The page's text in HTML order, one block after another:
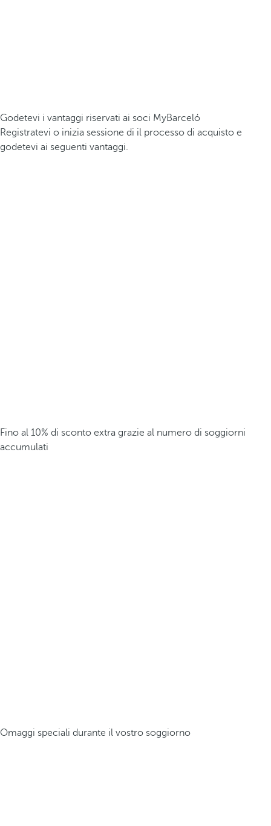
Godetevi i vantaggi riservati ai soci MyBarceló
Registratevi o inizia sessione di il processo di acquisto e
godetevi ai seguenti vantaggi.
Fino al 10% di sconto extra grazie al numero di soggiorni
accumulati
Omaggi speciali durante il vostro soggiorno